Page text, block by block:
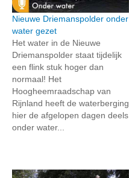
Nieuwe Driemanspolder onder
water gezet
Het water in de Nieuwe
Driemanspolder staat tijdelijk
een flink stuk hoger dan
normaal! Het
Hoogheemraadschap van
Rijnland heeft de waterberging
hier de afgelopen dagen deels
onder water...